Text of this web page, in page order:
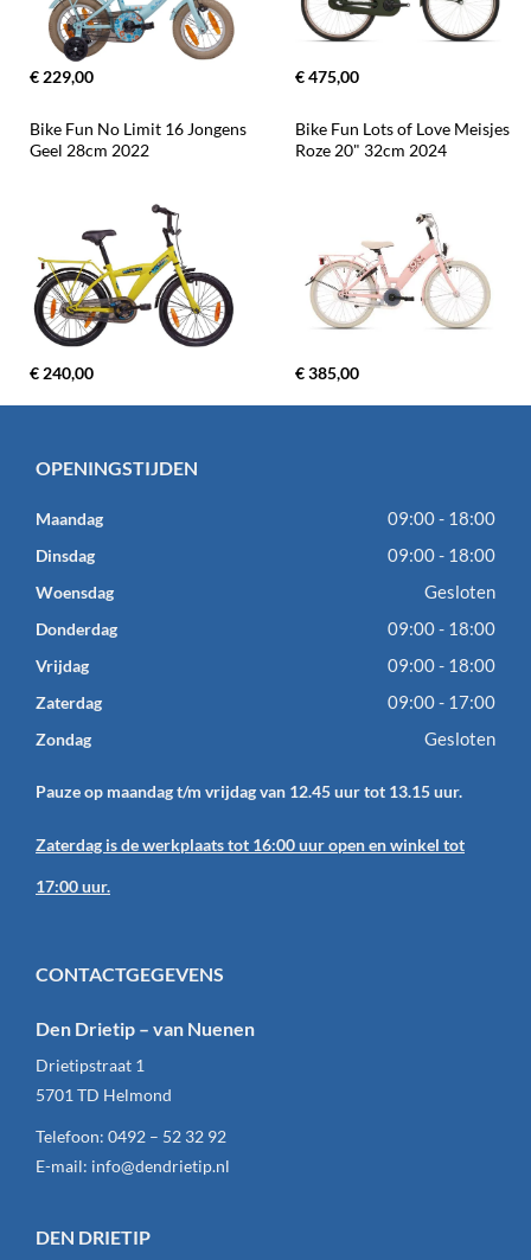
€ 229,00 € 475,00
Bike Fun No Limit 16 Jongens
Geel 28cm 2022
€ 240,00
Bike Fun Lots of Love Meisjes
Roze 20" 32cm 2024
€ 385,00
OPENINGSTIJDEN
Maandag 09:00 - 18:00
Dinsdag 09:00 - 18:00
Woensdag Gesloten
Donderdag 09:00 - 18:00
Vrijdag 09:00 - 18:00
Zaterdag 09:00 - 17:00
Zondag Gesloten
Pauze op maandag t/m vrijdag van 12.45 uur tot 13.15 uur.
Zaterdag is de werkplaats tot 16:00 uur open en winkel tot
17:00 uur.
CONTACTGEGEVENS
Den Drietip – van Nuenen
Drietipstraat 1
5701 TD Helmond
Telefoon: 0492 – 52 32 92
E-mail: info@dendrietip.nl
DEN DRIETIP